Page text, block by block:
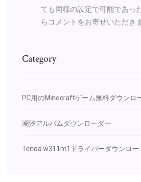
ても同様の設定で可能であっ
らコメントをお寄せいただき
Category
PC用のMinecraftゲーム無料ダウンロ
潮汐アルバムダウンローダー
Tenda w311m1ドライバーダウンロー